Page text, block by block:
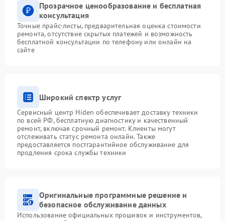
Прозрачное ценообразование и бесплатная
консультация
Точные прайс-листы, предварительная оценка стоимости
ремонта, отсутствие скрытых платежей и возможность
бесплатной консультации по телефону или онлайн на
сайте
Широкий спектр услуг
Сервисный центр Hiden обеспечивает доставку техники
по всей РФ, бесплатную диагностику и качественный
ремонт, включая срочный ремонт. Клиенты могут
отслеживать статус ремонта онлайн. Также
предоставляется постгарантийное обслуживание для
продления срока службы техники
Оригинальные программные решение и
безопасное обслуживание данных
Использование официальных прошивок и инструментов,